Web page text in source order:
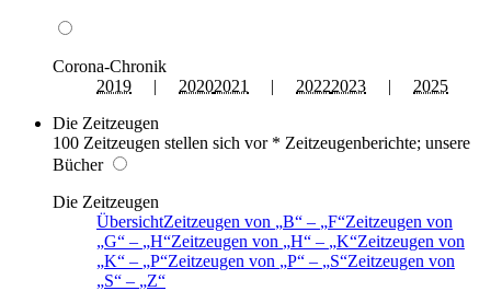
Corona-Chronik
2019 | 20202021 | 20222023 | 2025
Die Zeitzeugen
100 Zeitzeugen stellen sich vor * Zeitzeugenberichte; unsere
Bücher
Die Zeitzeugen
ÜbersichtZeitzeugen von B – F Zeitzeugen von
G
– H Zeitzeugen von H – K Zeitzeugen von
K
– P Zeitzeugen von P – S Zeitzeugen von
S
– Z